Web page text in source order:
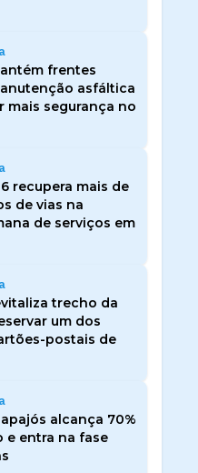
frentes
asfáltica
mais segurança no
recupera mais de
de vias na
de serviços em
trecho da
um dos
postais de
alcança 70%
e entra na fase